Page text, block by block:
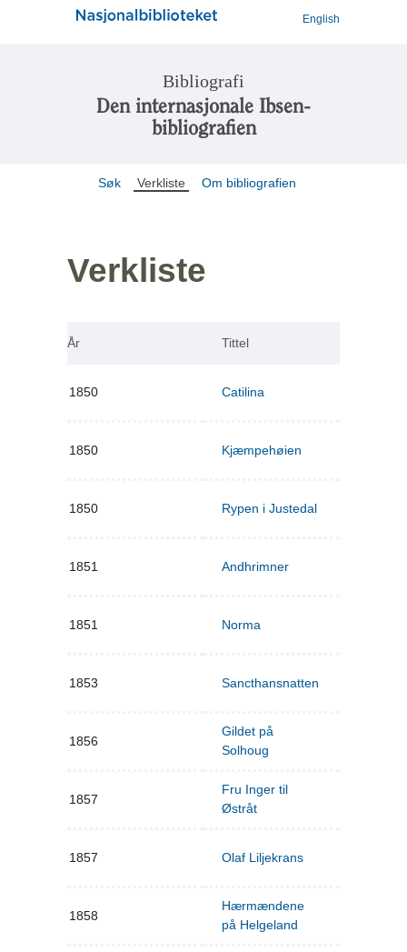
English
Bibliografi
Den internasjonale Ibsen-
bibliografien
Søk Verkliste Om bibliografien
Verkliste
År Tittel
1850 Catilina
1850 Kjæmpehøien
1850 Rypen i Justedal
1851 Andhrimner
1851 Norma
1853 Sancthansnatten
1856
Gildet på
Solhoug
1857
Fru Inger til
Østråt
1857 Olaf Liljekrans
1858
Hærmændene
på Helgeland